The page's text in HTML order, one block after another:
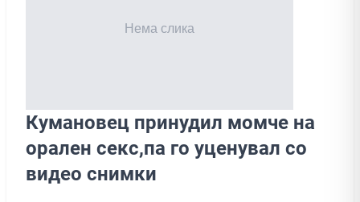
Кумановец принудил момче на
орален секс,па го уценувал со
видео снимки